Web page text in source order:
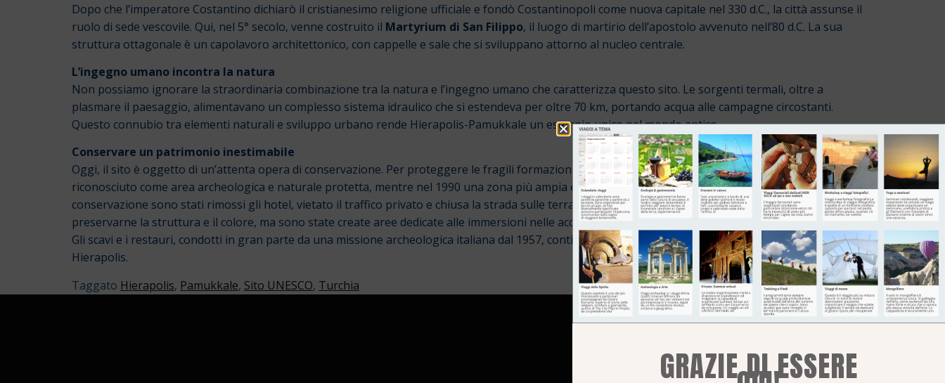
Dopo che l’imperatore Costantino dichiarò il cristianesimo religione ufficiale e fondò Costantinopoli come nuova capitale nel 330 d.C., la città assunse il
ruolo di sede vescovile. Qui, nel 5° secolo, venne costruito il Martyrium di San Filippo, il luogo di martirio dell’apostolo avvenuto nell’80 d.C. La sua
struttura ottagonale è un capolavoro architettonico, con cappelle e sale che si sviluppano attorno al nucleo centrale.
L’ingegno umano incontra la natura
Non possiamo ignorare la straordinaria combinazione tra la natura e l’ingegno umano che caratterizza questo sito. Le sorgenti termali, oltre a
plasmare il paesaggio, alimentavano un complesso sistema idraulico che si estendeva per oltre 70 km, portando acqua alle campagne circostanti.
Questo connubio tra elementi naturali e sviluppo urbano rende Hierapolis-Pamukkale un esempio unico nel mondo antico.
Conservare un patrimonio inestimabile
Oggi, il sito è oggetto di un’attenta opera di conservazione. Per proteggere le fragili formazioni di travertino, dal 1980 Hierapolis-Pamukkale è
riconosciuto come area archeologica e naturale protetta, mentre nel 1990 una zona più ampia è stata dichiarata “area speciale protetta”. Per la
conservazione sono stati rimossi gli hotel, vietato il traffico privato e chiusa la strada sulle terrazze di travertino. L’accesso ai travertini è limitato per
preservarne la struttura e il colore, ma sono state create aree dedicate alle immersioni nelle acque termali.
Gli scavi e i restauri, condotti in gran parte da una missione archeologica italiana dal 1957, continuano a rivelare nuovi dettagli sulla vita nell’antica
Hierapolis.
Taggato Hierapolis, Pamukkale, Sito UNESCO, Turchia
GRAZIE DI ESSERE